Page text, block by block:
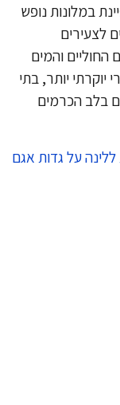
נופש
והמים
יותר, בתי
הכרמים
על גדות אגם